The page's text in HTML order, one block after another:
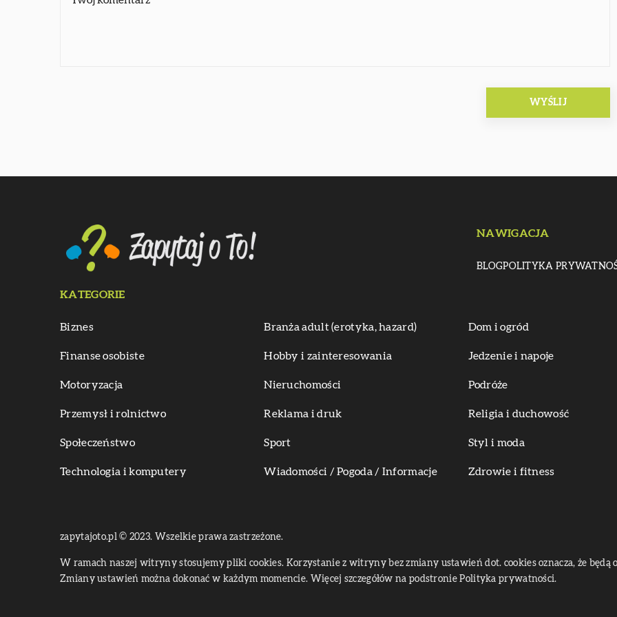
NAWIGACJA
BLOGPOLITYKA
KATEGORIE
Biznes Branża adult (erotyka, hazard) Dom i ogród
Finanse osobiste Hobby i zainteresowania Jedzenie i napoje
Motoryzacja Nieruchomości Podróże
Przemysł i rolnictwo Reklama i druk Religia i duchowość
Społeczeństwo Sport Styl i moda
Technologia i komputery Wiadomości / Pogoda / Informacje Zdrowie i fitness
zapytajoto.pl © 2023. Wszelkie prawa zastrzeżone.
W ramach naszej witryny stosujemy pliki cookies. Korzystanie z witryny bez zmiany ustawień dot. cookies oznacza, że będą
Zmiany ustawień można dokonać w każdym momencie. Więcej szczegółów na podstroniePolityka prywatności.